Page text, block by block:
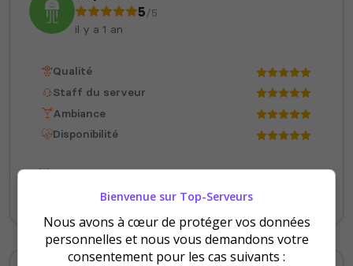
5/5
il y a 1 an
Qualité
Staff du serveur
Ambiance
Disponibilité
franchement serveur a essayer
Bienvenue sur Top-Serveurs
Nous avons à cœur de protéger vos données
personnelles et nous vous demandons votre
consentement pour les cas suivants :